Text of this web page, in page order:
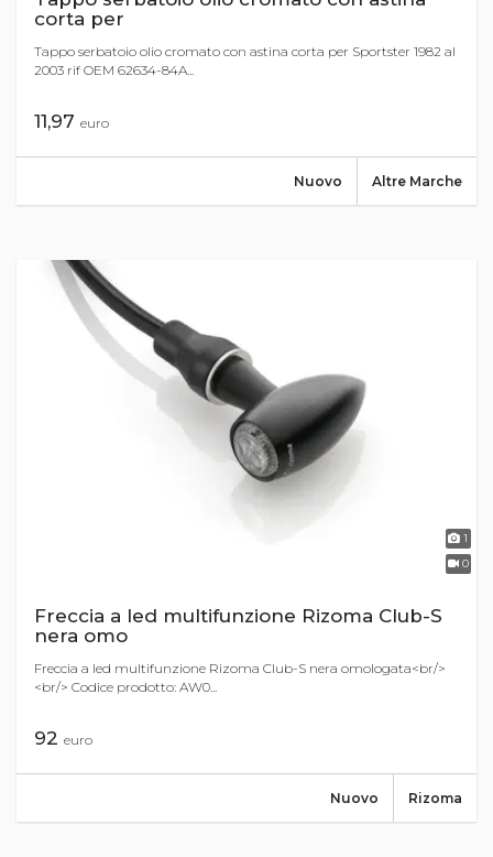
corta per
Tappo serbatoio olio cromato con astina corta per Sportster 1982 al
2003 rif OEM 62634-84A...
11,97 euro
Altre Marche
Nuovo
1
0
Freccia a led multifunzione Rizoma Club-S
nera omo
Freccia a led multifunzione Rizoma Club-S nera omologata<br/>
<br/> Codice prodotto: AW0...
92 euro
Rizoma
Nuovo